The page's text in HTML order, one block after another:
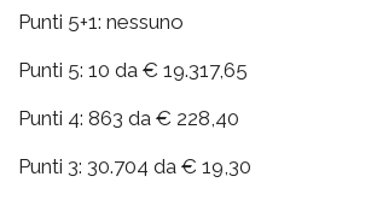
Punti 5+1: nessuno
Punti 5: 10 da € 19.317,65
Punti 4: 863 da € 228,40
Punti 3: 30.704 da € 19,30